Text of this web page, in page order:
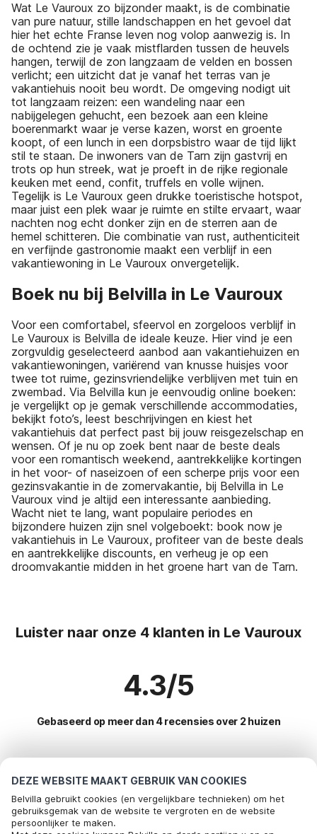
DEZE WEBSITE MAAKT GEBRUIK VAN COOKIES
Belvilla gebruikt cookies (en vergelijkbare technieken) om het
gebruiksgemak van de website te vergroten en de website
persoonlijker te maken.
Wat Le Vauroux zo bijzonder maakt, is de combinatie
van pure natuur, stille landschappen en het gevoel dat
hier het echte Franse leven nog volop aanwezig is. In
de ochtend zie je vaak mistflarden tussen de heuvels
hangen, terwijl de zon langzaam de velden en bossen
verlicht; een uitzicht dat je vanaf het terras van je
vakantiehuis nooit beu wordt. De omgeving nodigt uit
tot langzaam reizen: een wandeling naar een
nabijgelegen gehucht, een bezoek aan een kleine
boerenmarkt waar je verse kazen, worst en groente
koopt, of een lunch in een dorpsbistro waar de tijd lijkt
stil te staan. De inwoners van de Tarn zijn gastvrij en
trots op hun streek, wat je proeft in de rijke regionale
keuken met eend, confit, truffels en volle wijnen.
Tegelijk is Le Vauroux geen drukke toeristische hotspot,
maar juist een plek waar je ruimte en stilte ervaart, waar
nachten nog echt donker zijn en de sterren aan de
hemel schitteren. Die combinatie van rust, authenticiteit
en verfijnde gastronomie maakt een verblijf in een
vakantiewoning in Le Vauroux onvergetelijk.
Boek nu bij Belvilla in Le Vauroux
Voor een comfortabel, sfeervol en zorgeloos verblijf in
Le Vauroux is Belvilla de ideale keuze. Hier vind je een
zorgvuldig geselecteerd aanbod aan vakantiehuizen en
vakantiewoningen, variërend van knusse huisjes voor
twee tot ruime, gezinsvriendelijke verblijven met tuin en
zwembad. Via Belvilla kun je eenvoudig online boeken:
je vergelijkt op je gemak verschillende accommodaties,
bekijkt foto’s, leest beschrijvingen en kiest het
vakantiehuis dat perfect past bij jouw reisgezelschap en
wensen. Of je nu op zoek bent naar de beste deals
voor een romantisch weekend, aantrekkelijke kortingen
in het voor- of naseizoen of een scherpe prijs voor een
gezinsvakantie in de zomervakantie, bij Belvilla in Le
Vauroux vind je altijd een interessante aanbieding.
Wacht niet te lang, want populaire periodes en
bijzondere huizen zijn snel volgeboekt: book now je
vakantiehuis in Le Vauroux, profiteer van de beste deals
en aantrekkelijke discounts, en verheug je op een
droomvakantie midden in het groene hart van de Tarn.
Luister naar onze 4 klanten in Le Vauroux
4.3/5
Gebaseerd op meer dan 4 recensies over 2 huizen
Meest populaire bestemmingen voor
vakantie
Top steden met top voorzieningen voor vakantie